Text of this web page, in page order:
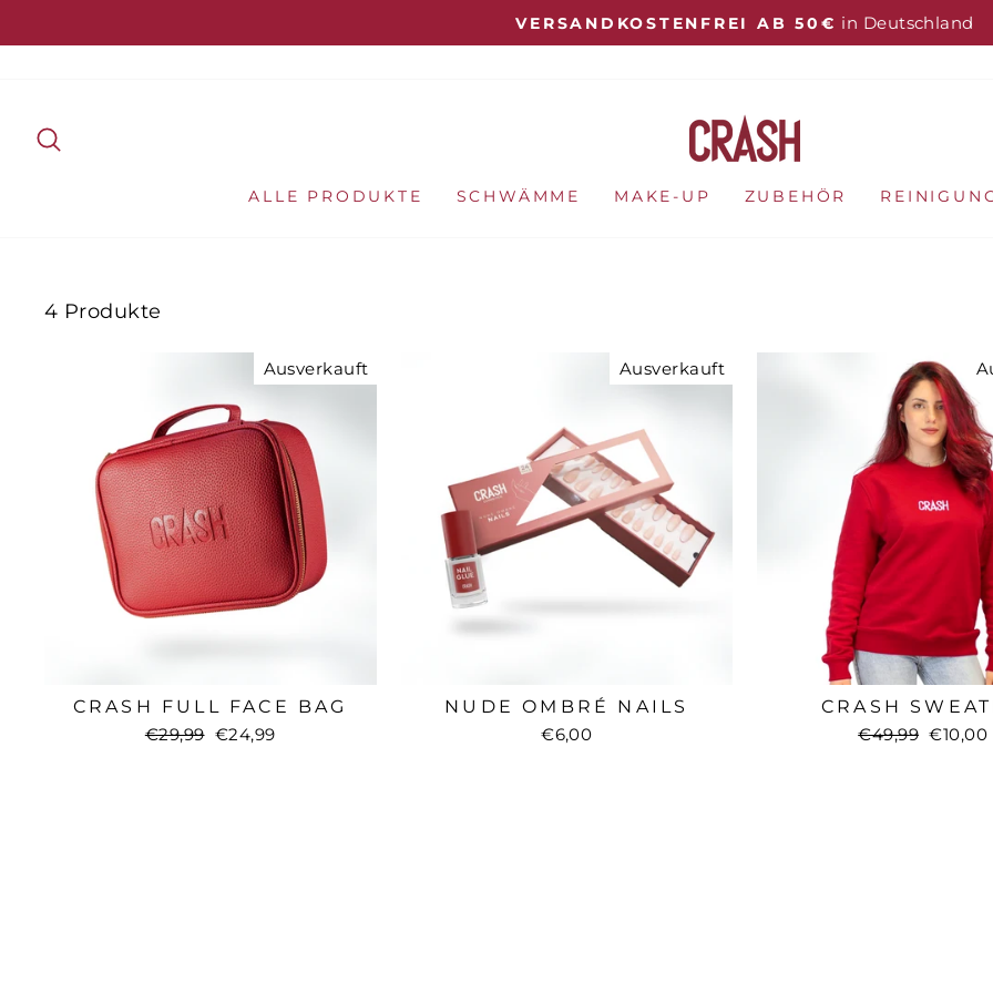
zum
Pause
VERSANDKOSTENFREI AB 50€ in Deutschland
ALLE PRODUKTE SCHWÄMME MAKE-UP ZUBEHÖR
4 Produkte
Ausverkauft
CRASH FULL FACE BAG
Normaler
€29,99 Sonderpreis
€24,99
Ausverkauft
NUDE OMBRÉ NAILS
€6,00
CRASH
Normaler
€49,99 €10,00